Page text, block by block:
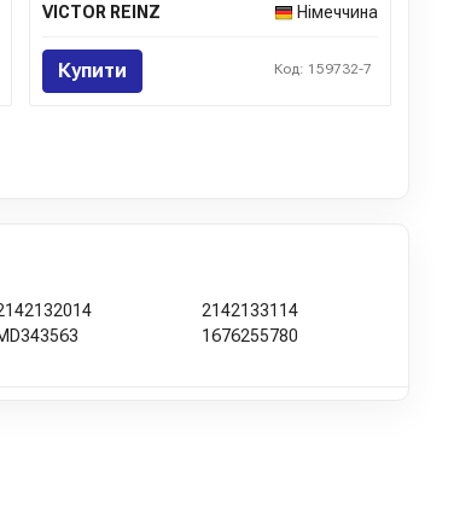
VICTOR REINZ
Німеччина
Купити Код: 159732-7
2142133114
1676255780